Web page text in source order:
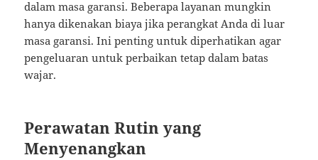
dalam masa garansi. Beberapa layanan mungkin
hanya dikenakan biaya jika perangkat Anda di luar
masa garansi. Ini penting untuk diperhatikan agar
pengeluaran untuk perbaikan tetap dalam batas
wajar.
Perawatan Rutin yang
Menyenangkan